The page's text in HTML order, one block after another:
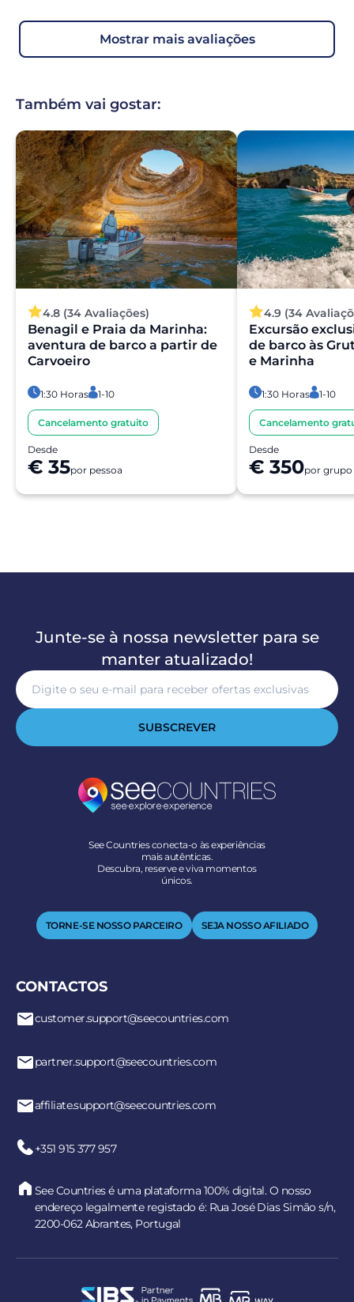
mostrar mais avaliações
Também vai gostar:
4.8 (34 Avaliações)
Benagil e Praia da Marinha:
aventura de barco a partir de
Carvoeiro
1:30 Horas 1-10
Cancelamento gratuito
Desde
€ 35por pessoa
4.9 (34
Excursão
de barco às
e Marinha
1:30 Horas 1-10
Cancelamento
Desde
€ 350por grupo
Junte-se à nossa newsletter para se
manter atualizado!
SUBSCREVER
See Countries conecta-o às experiências
mais autênticas.
Descubra, reserve e viva momentos
únicos.
TORNE-SE NOSSO PARCEIRO SEJA NOSSO AFILIADO
CONTACTOS
customer.support@seecountries.com
partner.support@seecountries.com
affiliate.support@seecountries.com
+351 915 377 957
See Countries é uma plataforma 100% digital. O nosso
endereço legalmente registado é: Rua José Dias Simão s/n,
2200-062 Abrantes, Portugal